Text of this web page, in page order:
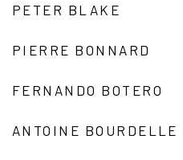
PETER BLAKE
PIERRE BONNARD
FERNANDO BOTERO
ANTOINE BOURDELLE